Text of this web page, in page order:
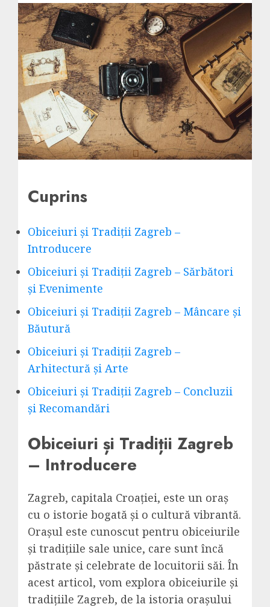
Cuprins
Obiceiuri și Tradiții Zagreb –
Introducere
Obiceiuri și Tradiții Zagreb – Sărbători
și Evenimente
Obiceiuri și Tradiții Zagreb – Mâncare și
Băutură
Obiceiuri și Tradiții Zagreb –
Arhitectură și Arte
Obiceiuri și Tradiții Zagreb – Concluzii
și Recomandări
Obiceiuri și Tradiții Zagreb
– Introducere
Zagreb, capitala Croației, este un oraș
cu o istorie bogată și o cultură vibrantă.
Orașul este cunoscut pentru obiceiurile
și tradițiile sale unice, care sunt încă
păstrate și celebrate de locuitorii săi. În
acest articol, vom explora obiceiurile și
tradițiile Zagreb, de la istoria orașului